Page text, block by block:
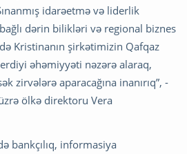
idarəetmə və liderlik
dərin bilikləri və regional biznes
Kristinanın şirkətimizin Qafqaz
əhəmiyyəti nəzərə alaraq,
zirvələrə aparacağına inanırıq”, -
üzrə ölkə direktoru Vera
bankçılıq, informasiya